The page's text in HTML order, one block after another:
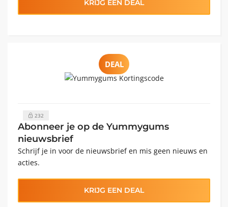
KRIJG EEN DEAL
DEAL
232
Abonneer je op de Yummygums
nieuwsbrief
Schrijf je in voor de nieuwsbrief en mis geen nieuws en
acties.
KRIJG EEN DEAL